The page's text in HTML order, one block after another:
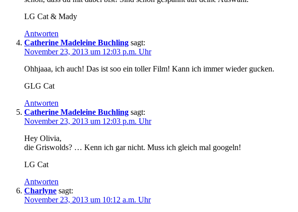
LG Cat & Mady
Antworten
Catherine Madeleine Buchling sagt:
November 23, 2013 um 12:03 p.m. Uhr
Ohhjaaa, ich auch! Das ist soo ein toller Film! Kann ich immer wieder gucken.
GLG Cat
Antworten
Catherine Madeleine Buchling sagt:
November 23, 2013 um 12:03 p.m. Uhr
Hey Olivia,
die Griswolds? … Kenn ich gar nicht. Muss ich gleich mal googeln!
LG Cat
Antworten
Charlyne sagt:
November 23, 2013 um 10:12 a.m. Uhr